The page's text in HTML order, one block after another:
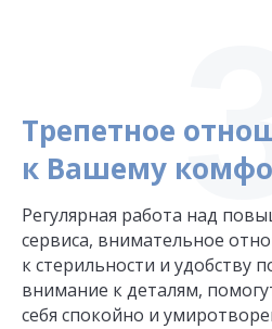
Трепетное
к Вашему
Регулярная работа над
сервиса, внимательное
к стерильности и удобству
внимание к деталям,
себя спокойно и